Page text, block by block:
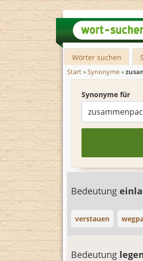
Wörter suchen
Start»Synonyme»
Synonyme für
Bedeutung
verstauen
Bedeutung